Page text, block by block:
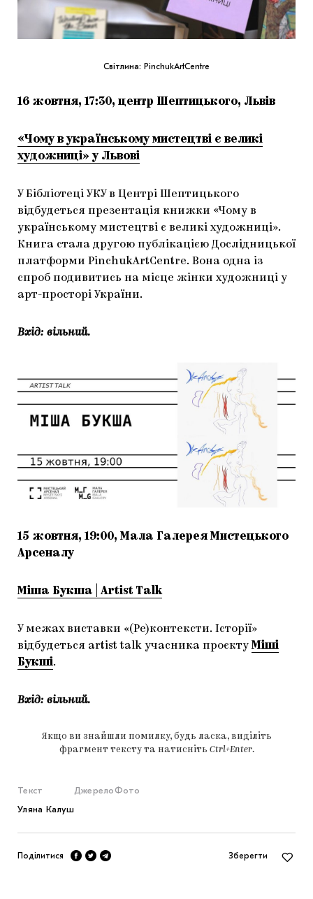
Світлина: PinchukArtCentre
16 жовтня, 17:30, центр Шептицького, Львів
«Чому в українському мистецтві є великі
художниці» у Львові
У Бібліотеці УКУ в Центрі Шептицького
відбудеться презентація книжки «Чому в
українському мистецтві є великі художниці».
Книга стала другою публікацією Дослідницької
платформи PinchukArtCentre. Вона одна із
спроб подивитись на місце жінки художниці у
арт-просторі України.
Вхід: вільний.
15 жовтня, 19:00, Мала Галерея Мистецького
Арсеналу
Міша Букша | Artist Talk
У межах виставки «(Ре)контексти. Історії»
відбудеться artist talk учасника проєкту Міші
Букші.
Вхід: вільний.
Якщо ви знайшли помилку, будь ласка, виділіть
фрагмент тексту та натисніть Ctrl+Enter.
Текст
Уляна Калуш
Джерело Фото
Поділитися Зберегти